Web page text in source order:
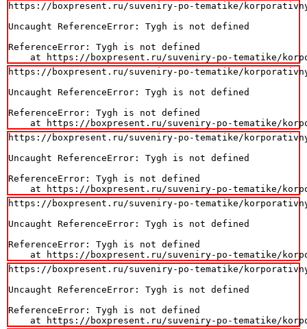
https://boxpresent.ru/suveniry-po-tematike/
Uncaught ReferenceError: Tygh is not defined
ReferenceError: Tygh is not defined
at https://boxpresent.ru/suveniry-po-tematike/
https://boxpresent.ru/suveniry-po-tematike/
Uncaught ReferenceError: Tygh is not defined
ReferenceError: Tygh is not defined
at https://boxpresent.ru/suveniry-po-tematike/
https://boxpresent.ru/suveniry-po-tematike/
Uncaught ReferenceError: Tygh is not defined
ReferenceError: Tygh is not defined
at https://boxpresent.ru/suveniry-po-tematike/
https://boxpresent.ru/suveniry-po-tematike/
Uncaught ReferenceError: Tygh is not defined
ReferenceError: Tygh is not defined
at https://boxpresent.ru/suveniry-po-tematike/
https://boxpresent.ru/suveniry-po-tematike/
Uncaught ReferenceError: Tygh is not defined
ReferenceError: Tygh is not defined
at https://boxpresent.ru/suveniry-po-tematike/